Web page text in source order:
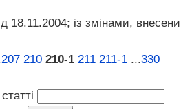
із змінами,
207 210 210‑1 211 211‑1 ...330